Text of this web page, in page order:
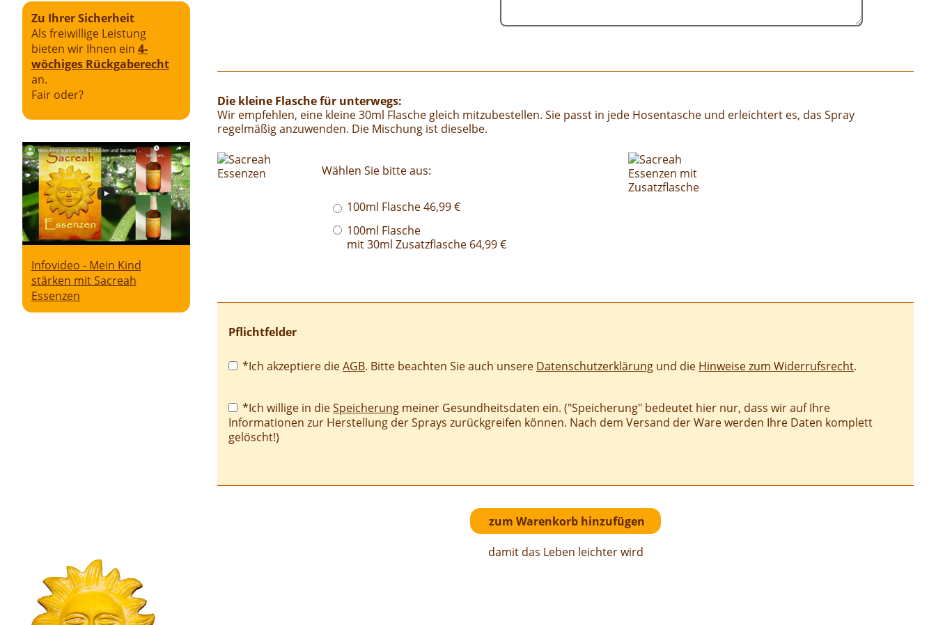
Die kleine Flasche für unterwegs:
Wir empfehlen, eine kleine 30ml Flasche gleich mitzubestellen. Sie passt in jede Hosentasche und erleichtert es, das Spray
regelmäßig anzuwenden. Die Mischung ist dieselbe.
Wählen Sie bitte aus:
100ml Flasche 46,99 €
100ml Flasche
mit 30ml Zusatzflasche 64,99 €
Pflichtfelder
Pflichtfeld
*Ich akzeptiere dieAGB. Bitte beachten Sie auch unsere Datenschutzerklärung und die Hinweise zum Widerrufsrecht.
Pflichtfeld
*Ich willige in dieSpeicherung meiner Gesundheitsdaten ein. ("Speicherung" bedeutet hier nur, dass wir auf Ihre
Informationen zur Herstellung der Sprays zurückgreifen können. Nach dem Versand der Ware werden Ihre Daten komplett
gelöscht!)
damit das Leben leichter wird
Zu Ihrer Sicherheit
Als freiwillige Leistung
bieten wir Ihnen ein 4-
wöchiges Rückgaberecht
an.
Fair oder?
Infovideo - Mein Kind
stärken mit Sacreah
Essenzen